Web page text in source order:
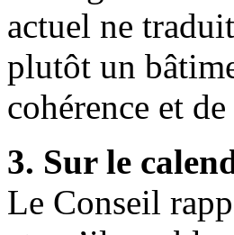
actuel ne
plutôt un
cohérence et
3. Sur le
Le Conseil